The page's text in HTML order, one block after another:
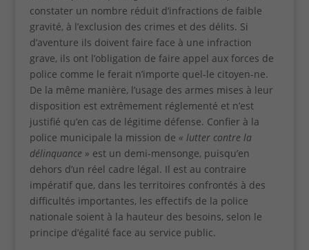
constater un nombre réduit d’infractions de faible
gravité, à l’exclusion des crimes et des délits. Si
d’aventure ils doivent faire face à une infraction
grave, ils ont l’obligation de faire appel aux forces de
police comme le ferait n’importe quel-le citoyen-ne.
De la même manière, l’usage des armes mises à leur
disposition est extrêmement réglementé et n’est
justifié qu’en cas de légitime défense. Confier à la
police municipale la mission de « lutter contre la
délinquance » est un demi-mensonge, puisqu’en
dehors d’un réel cadre légal. Il est au contraire
impératif que, dans les territoires confrontés à des
difficultés importantes, les effectifs de la police
nationale soient à la hauteur des besoins, selon le
principe d’égalité face au service public.